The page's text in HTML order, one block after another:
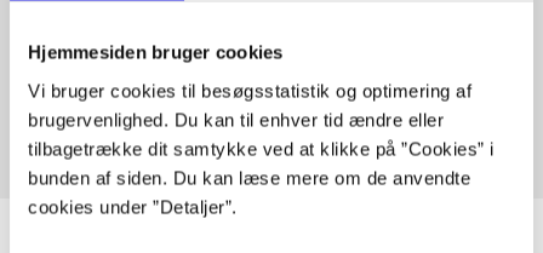
Hjemmesiden bruger cookies
Vi bruger cookies til besøgsstatistik og optimering af
brugervenlighed. Du kan til enhver tid ændre eller
tilbagetrække dit samtykke ved at klikke på ”Cookies” i
bunden af siden. Du kan læse mere om de anvendte
cookies under ”Detaljer”.
Artikler med samme emner